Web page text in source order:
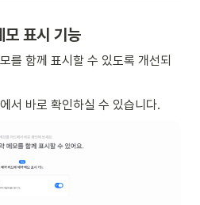
모 표시 기능
를 함께 표시할 수 있도록 개선되
서 바로 확인하실 수 있습니다.